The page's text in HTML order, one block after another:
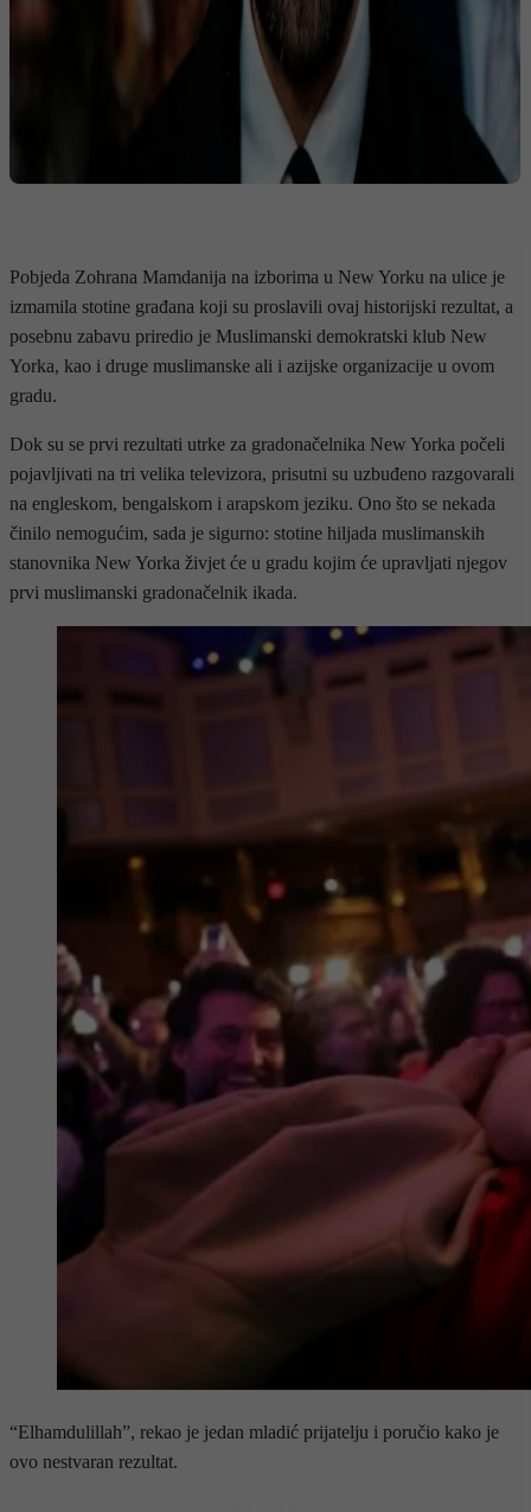
Pobjeda Zohrana Mamdanija na izborima u New Yorku na ulice je
izmamila stotine građana koji su proslavili ovaj historijski rezultat, a
posebnu zabavu priredio je Muslimanski demokratski klub New
Yorka, kao i druge muslimanske ali i azijske organizacije u ovom
gradu.
Dok su se prvi rezultati utrke za gradonačelnika New Yorka počeli
pojavljivati ​​na tri velika televizora, prisutni su uzbuđeno razgovarali
na engleskom, bengalskom i arapskom jeziku. Ono što se nekada
činilo nemogućim, sada je sigurno: stotine hiljada muslimanskih
stanovnika New Yorka živjet će u gradu kojim će upravljati njegov
prvi muslimanski gradonačelnik ikada.
“Elhamdulillah”, rekao je jedan mladić prijatelju i poručio kako je
ovo nestvaran rezultat.